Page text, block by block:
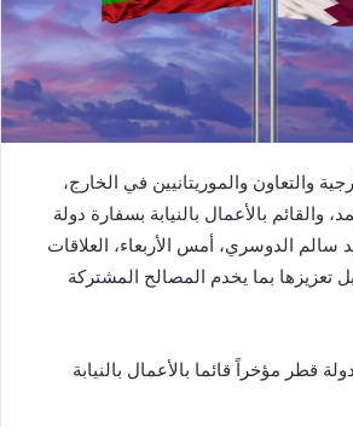
والتعاون والموريتانيين في الخارج،
والقائم بالأعمال بالنيابة بسفارة دولة
الدوسري، أمس الأربعاء، العلاقات
تعزيزها بما يخدم المصالح المشتركة
قطر مؤخراً قائما بالأعمال بالنيابة